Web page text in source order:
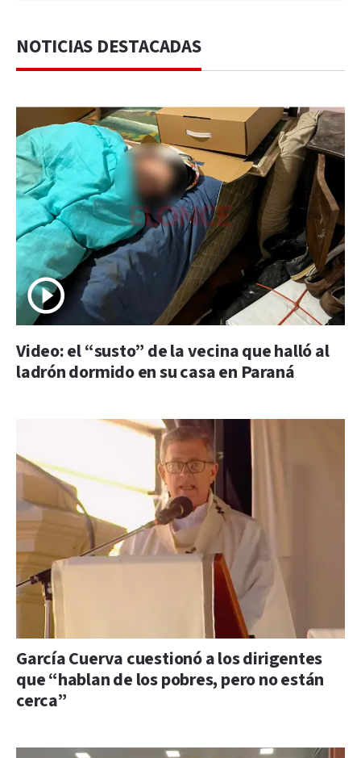
NOTICIAS DESTACADAS
Video: el “susto” de la vecina que halló al
ladrón dormido en su casa en Paraná
García Cuerva cuestionó a los dirigentes
que “hablan de los pobres, pero no están
cerca”